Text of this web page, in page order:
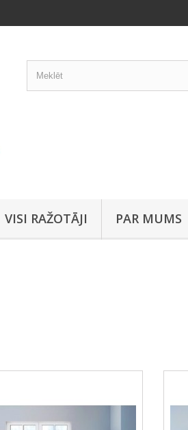
VISI RAŽOTĀJI PAR MUMS